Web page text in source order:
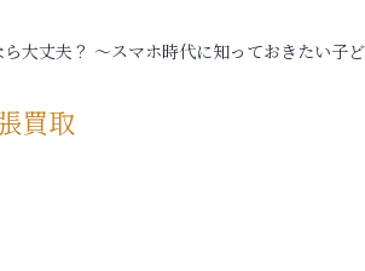
大丈夫？ ～スマホ時代に知っておきたい子
買取